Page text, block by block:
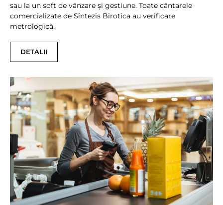
sau la un soft de vânzare și gestiune. Toate cântarele
comercializate de Sintezis Birotica au verificare
metrologică.
DETALII